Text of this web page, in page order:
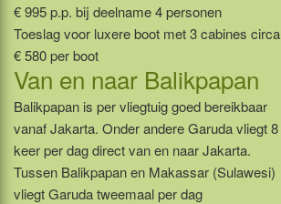
€ 995 p.p. bij deelname 4 personen
Toeslag voor luxere boot met 3 cabines circa
€ 580 per boot
Van en naar Balikpapan
Balikpapan is per vliegtuig goed bereikbaar
vanaf Jakarta. Onder andere Garuda vliegt 8
keer per dag direct van en naar Jakarta.
Tussen Balikpapan en Makassar (Sulawesi)
vliegt Garuda tweemaal per dag